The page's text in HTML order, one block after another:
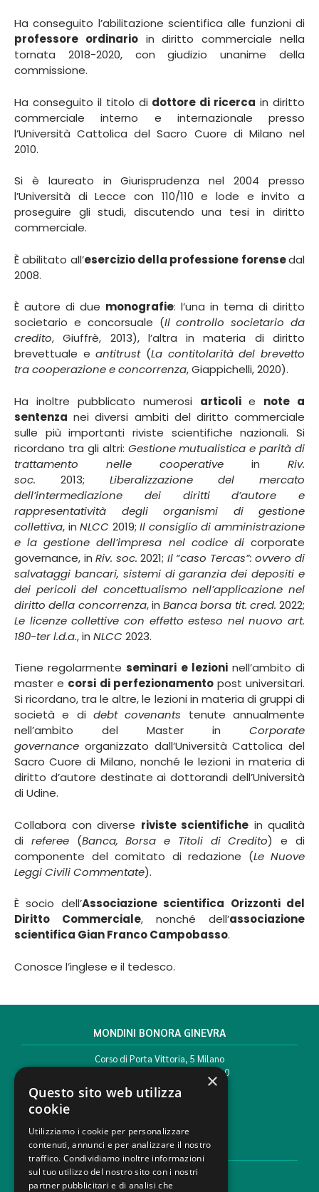
Ha conseguito l’abilitazione scientifica alle funzioni di
professore ordinarioin diritto commerciale nella
tornata 2018-2020, con giudizio unanime della
commissione.
Ha conseguito il titolo di dottore di ricerca in diritto
commerciale interno e internazionale presso
l’Università Cattolica del Sacro Cuore di Milano nel
2010.
Si è laureato in Giurisprudenza nel 2004 presso
l’Università di Lecce con 110/110 e lode e invito a
proseguire gli studi, discutendo una tesi in diritto
commerciale.
È abilitato all’esercizio della professione forensedal
2008.
È autore di due monografie: l’una in tema di diritto
societario e concorsuale (Il controllo societario da
credito, Giuffrè, 2013), l’altra in materia di diritto
brevettuale eantitrust(La contitolarità del brevetto
tra cooperazione e concorrenza, Giappichelli, 2020).
Ha inoltre pubblicato numerosi articoli e note a
sentenza nei diversi ambiti del diritto commerciale
sulle più importanti riviste scientifiche nazionali. Si
ricordano tra gli altri: Gestione mutualistica e parità di
trattamento nelle cooperative in Riv.
soc. 2013; Liberalizzazione del mercato
dell’intermediazione dei diritti d’autore e
rappresentatività degli organismi di gestione
collettiva, inNLCC 2019;Il consiglio di amministrazione
e la gestione dell’impresa nel codice dicorporate
governance, inRiv. soc. 2021; Il “caso Tercas”: ovvero di
salvataggi bancari, sistemi di garanzia dei depositi e
dei pericoli del concettualismo nell’applicazione nel
diritto della concorrenza, in Banca borsa tit. cred. 2022;
Le licenze collettive con effetto esteso nel nuovo art.
180-ter l.d.a., in NLCC 2023.
Tiene regolarmenteseminari e lezioninell’ambito di
master e corsi di perfezionamentopost universitari.
Si ricordano, tra le altre, le lezioni in materia di gruppi di
società e di debt covenants tenute annualmente
nell’ambito del Master in Corporate
governance organizzato dall’Università Cattolica del
Sacro Cuore di Milano, nonché le lezioni in materia di
diritto d’autore destinate ai dottorandi dell’Università
di Udine.
Collabora con diverse riviste scientifiche in qualità
di referee(Banca, Borsa e Titoli di Credito) e di
componente del comitato di redazione (Le Nuove
Leggi Civili Commentate).
È socio dell’Associazione scientifica Orizzonti del
Diritto Commerciale, nonché dell’associazione
scientifica Gian Franco Campobasso.
Conosce l’inglese e il tedesco.
MONDINI BONORA GINEVRA
Corso di Porta Vittoria, 5 Milano
T. +39 02 777351 F. +39 02 784510
info@mbg.legal
AREE LEGALI
Aree di Competenza
Settori
×
Questo sito web utilizza
cookie
Utilizziamo i cookie per personalizzare
contenuti, annunci e per analizzare il nostro
traffico. Condividiamo inoltre informazioni
sul tuo utilizzo del nostro sito con i nostri
partner pubblicitari e di analisi che